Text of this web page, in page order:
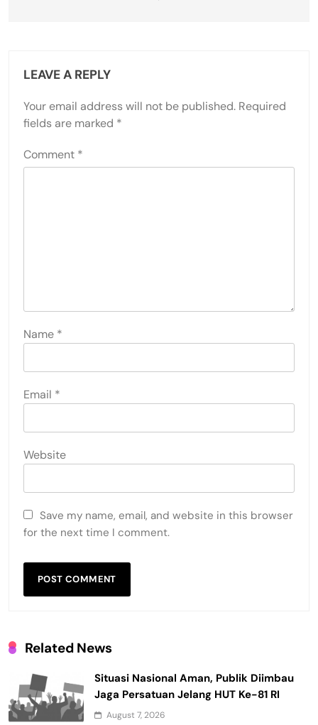
LEAVE A REPLY
Your email address will not be published. Required
fields are marked *
Comment *
Name *
Email *
Website
Save my name, email, and website in this browser
for the next time I comment.
Related News
Situasi Nasional Aman, Publik Diimbau
Jaga Persatuan Jelang HUT Ke-81 RI
August 7, 2026